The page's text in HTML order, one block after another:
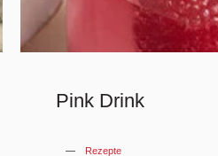
Pink Drink
Rezepte